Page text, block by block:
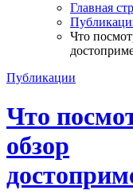
Главная
Что
Публикации
Что
обзор